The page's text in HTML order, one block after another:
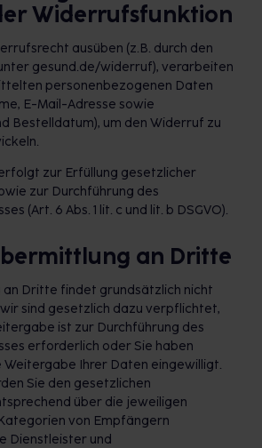
Widerrufsfunktion
ausüben (z.B. durch den
gesund.de/widerruf), verarbeiten
personenbezogenen Daten
E-Mail-Adresse sowie
Bestelldatum), um den Widerruf zu
zur Erfüllung gesetzlicher
zur Durchführung des
(Art. 6 Abs. 1 lit. c und lit. b DSGVO).
an Dritte
an Dritte findet grundsätzlich nicht
sind gesetzlich dazu verpflichtet,
ist zur Durchführung des
erforderlich oder Sie haben
Weitergabe Ihrer Daten eingewilligt.
Sie den gesetzlichen
über die jeweiligen
von Empfängern
Dienstleister und